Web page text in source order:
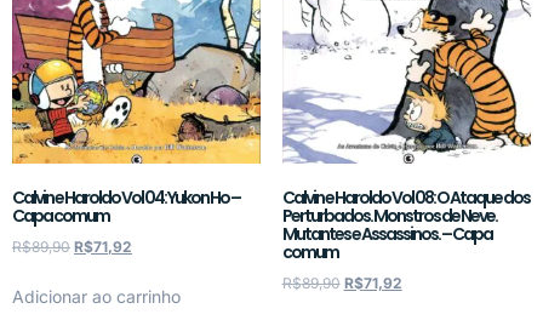
Calvin e Haroldo Vol 04: Yukon Ho –
Capa comum
R$89,90 R$71,92
Adicionar ao carrinho
Calvin e Haroldo Vol 08: O Ataque dos
Perturbados. Monstros de Neve.
Mutantes e Assassinos. – Capa
comum
R$89,90 R$71,92